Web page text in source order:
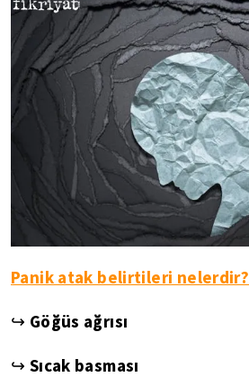
Panik atak belirtileri nelerdir?
↪ Göğüs ağrısı
↪ Sıcak basması